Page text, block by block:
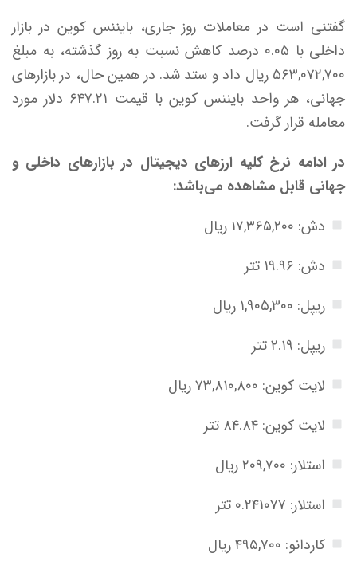
گفتنی است در معاملات روز جاری، بایننس کوین در بازار
داخلی با ۰.۰۵ درصد کاهش نسبت به روز گذشته، به مبلغ
۵۶۳,۰۷۲,۷۰۰ ریال داد و ستد شد. در همین حال، در بازار‌های
جهانی، هر واحد بایننس کوین با قیمت ۶۴۷.۲۱ دلار مورد
معامله قرار گرفت.
در ادامه نرخ کلیه ارز‌های دیجیتال در بازار‌های داخلی و
جهانی قابل مشاهده می‌باشد:
دش: ۱۷,۳۶۵,۲۰۰ ریال
دش: ۱۹.۹۶ تتر
ریپل: ۱,۹۰۵,۳۰۰ ریال
ریپل: ۲.۱۹ تتر
لایت کوین: ۷۳,۸۱۰,۸۰۰ ریال
لایت کوین: ۸۴.۸۴ تتر
استلار: ۲۰۹,۷۰۰ ریال
استلار: ۰.۲۴۱۰۷۷ تتر
کاردانو: ۴۹۵,۷۰۰ ریال